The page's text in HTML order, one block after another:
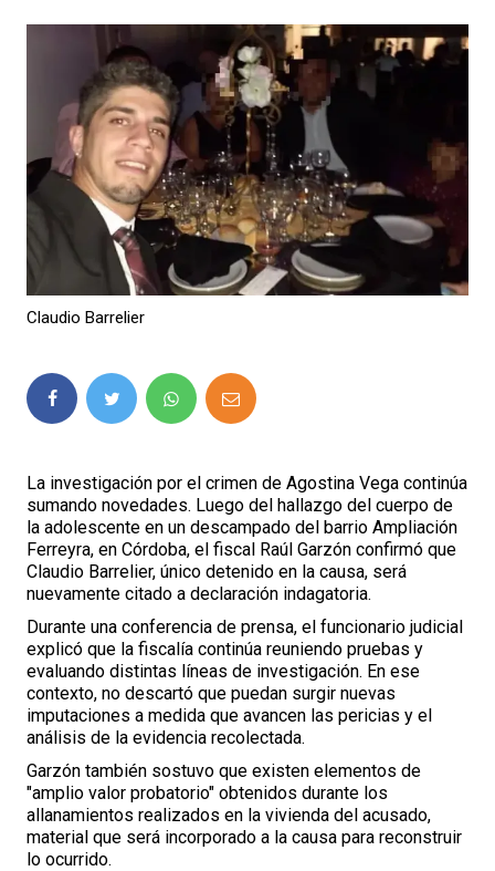
Claudio Barrelier
La investigación por el crimen de Agostina Vega continúa
sumando novedades. Luego del hallazgo del cuerpo de
la adolescente en un descampado del barrio Ampliación
Ferreyra, en Córdoba, el fiscal Raúl Garzón confirmó que
Claudio Barrelier, único detenido en la causa, será
nuevamente citado a declaración indagatoria.
Durante una conferencia de prensa, el funcionario judicial
explicó que la fiscalía continúa reuniendo pruebas y
evaluando distintas líneas de investigación. En ese
contexto, no descartó que puedan surgir nuevas
imputaciones a medida que avancen las pericias y el
análisis de la evidencia recolectada.
Garzón también sostuvo que existen elementos de
"amplio valor probatorio" obtenidos durante los
allanamientos realizados en la vivienda del acusado,
material que será incorporado a la causa para reconstruir
lo ocurrido.